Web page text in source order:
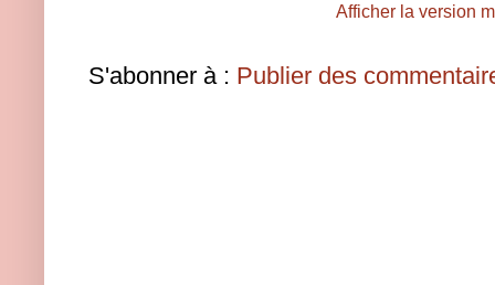
Afficher la version
S'abonner à : Publier des